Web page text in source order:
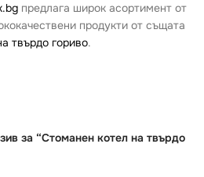
предлага широк асортимент от
продукти от същата
твърдо гориво.
за “Стоманен котел на твърдо